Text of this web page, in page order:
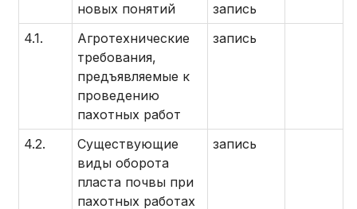
новых понятий
запись
4.1.
Агротехнические
требования,
предъявляемые к
проведению
пахотных работ
запись
4.2.
Существующие
виды оборота
пласта почвы при
пахотных работах
запись